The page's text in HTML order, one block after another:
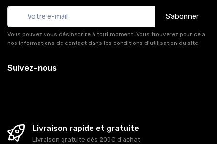
S’abonner
Vous pouvez vous désinscrire à tout moment. Vous trouverez pour cela
nos informations de contact dans les conditions d'utilisation du site.
Suivez-nous
Livraison rapide et gratuite
Livraison gratuite dès 200€ d'achat